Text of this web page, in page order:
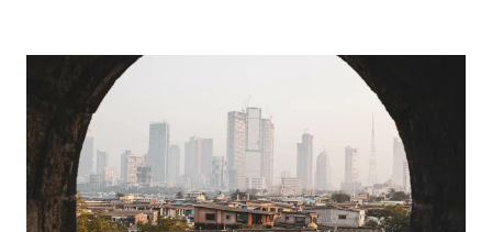
Forum
Veranstaltungen